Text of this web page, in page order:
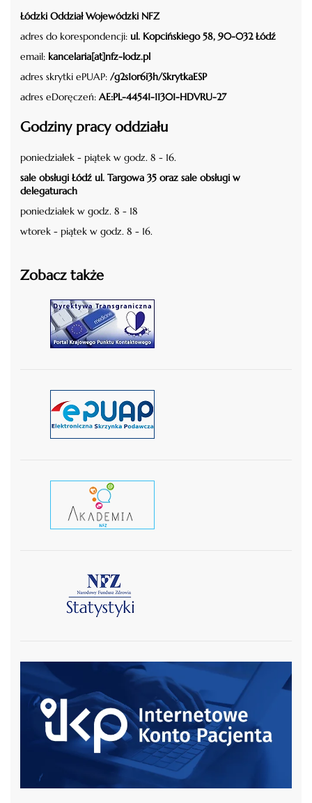
Łódzki Oddział Wojewódzki NFZ
adres do korespondencji: ul. Kopcińskiego 58, 90-032 Łódź
email: kancelaria[at]nfz-lodz.pl
adres skrytki ePUAP: /g2s1or6i3h/SkrytkaESP
adres eDoręczeń: AE:PL-44541-11301-HDVRU-27
Godziny pracy oddziału
poniedziałek - piątek w godz. 8 - 16.
sale obsługi Łódź ul. Targowa 35 oraz sale obsługi w
delegaturach
poniedziałek w godz. 8 - 18
wtorek - piątek w godz. 8 - 16.
Zobacz także
czytaj więcej
czytaj więcej
czytaj więcej
czytaj więcej